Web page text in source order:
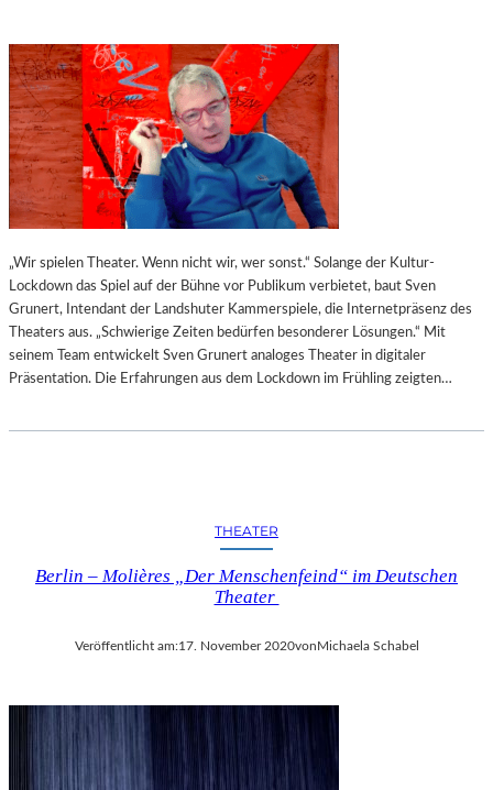
„Wir spielen Theater. Wenn nicht wir, wer sonst.“ Solange der Kultur-
Lockdown das Spiel auf der Bühne vor Publikum verbietet, baut Sven
Grunert, Intendant der Landshuter Kammerspiele, die Internetpräsenz des
Theaters aus. „Schwierige Zeiten bedürfen besonderer Lösungen.“ Mit
seinem Team entwickelt Sven Grunert analoges Theater in digitaler
Präsentation. Die Erfahrungen aus dem Lockdown im Frühling zeigten…
THEATER
Berlin – Molières „Der Menschenfeind“ im Deutschen
Theater
Veröffentlicht am:17. November 2020vonMichaela Schabel